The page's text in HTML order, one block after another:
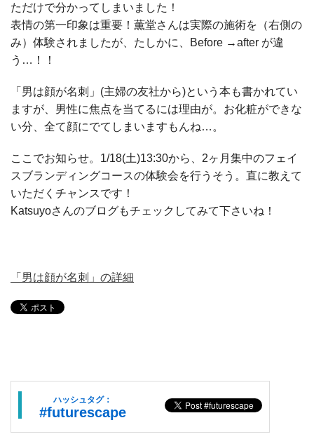
ただけで分かってしまいました！
表情の第一印象は重要！薫堂さんは実際の施術を（右側の
み）体験されましたが、たしかに、Before →after が違
う…！！
「男は顔が名刺」(主婦の友社から)という本も書かれてい
ますが、男性に焦点を当てるには理由が。お化粧ができな
い分、全て顔にでてしまいますもんね…。
ここでお知らせ。1/18(土)13:30から、2ヶ月集中のフェイ
スブランディングコースの体験会を行うそう。直に教えて
いただくチャンスです！
Katsuyoさんのブログもチェックしてみて下さいね！
「男は顔が名刺」の詳細
ハッシュタグ：
#futurescape